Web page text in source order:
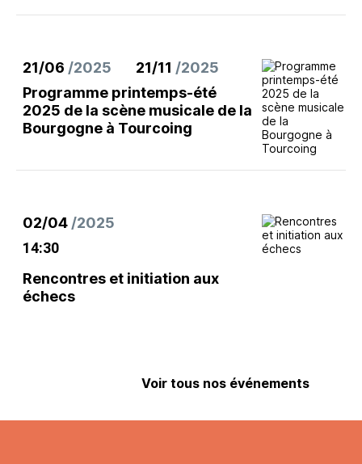
21/06 /2025 21/11 /2025
Programme printemps-été
2025 de la scène musicale de la
Bourgogne à Tourcoing
02/04 /2025
14:30
Rencontres et initiation aux
échecs
Voir tous nos événements